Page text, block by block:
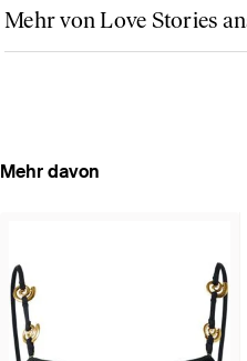
Mehr von Love Stories
Mehr davon